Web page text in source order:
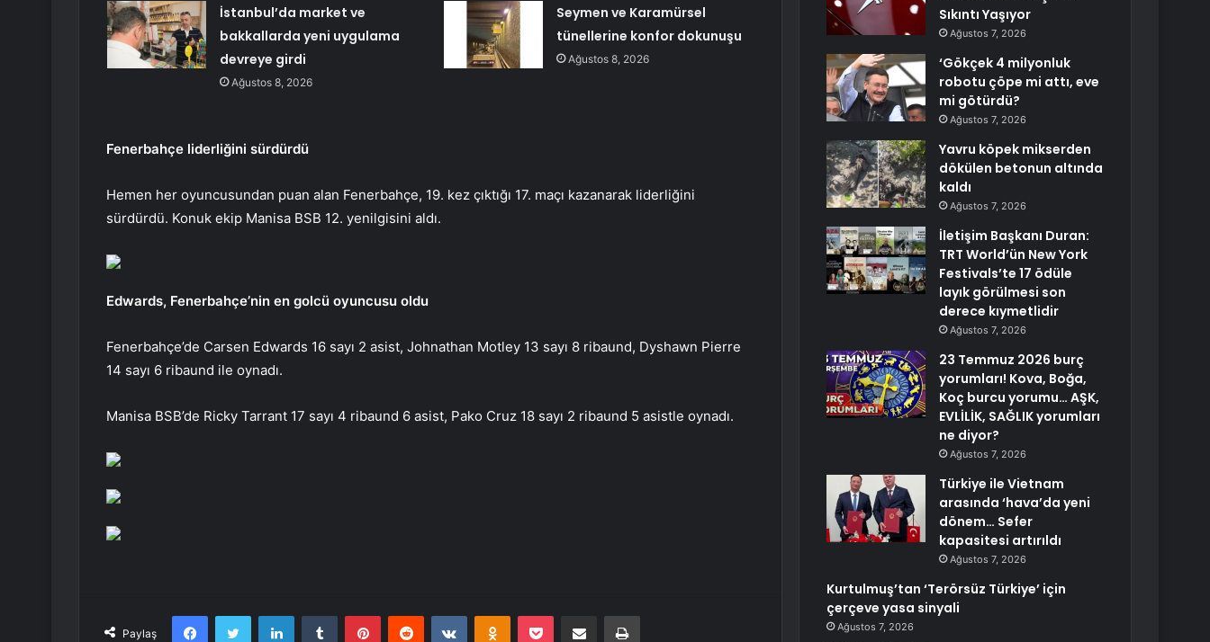
İstanbul’da market ve
bakkallarda yeni uygulama
devreye girdi
Ağustos 8, 2026
Seymen ve Karamürsel
tünellerine konfor dokunuşu
Ağustos 8, 2026
Fenerbahçe liderliğini sürdürdü
Hemen her oyuncusundan puan alan Fenerbahçe, 19. kez çıktığı 17. maçı kazanarak liderliğini
sürdürdü. Konuk ekip Manisa BSB 12. yenilgisini aldı.
Edwards, Fenerbahçe’nin en golcü oyuncusu oldu
Fenerbahçe’de Carsen Edwards 16 sayı 2 asist, Johnathan Motley 13 sayı 8 ribaund, Dyshawn Pierre
14 sayı 6 ribaund ile oynadı.
Manisa BSB’de Ricky Tarrant 17 sayı 4 ribaund 6 asist, Pako Cruz 18 sayı 2 ribaund 5 asistle oynadı.
Paylaş
FacebookTwitter LinkedInTumblr PinterestReddit VKontakteOdnoklassniki
Pocket E-Posta ile paylaş Yazdır
Sıkıntı Yaşıyor
Ağustos 7, 2026
‘Gökçek 4 milyonluk
robotu çöpe mi attı, eve
mi götürdü?
Ağustos 7, 2026
Yavru köpek mikserden
dökülen betonun altında
kaldı
Ağustos 7, 2026
İletişim Başkanı Duran:
TRT World’ün New York
Festivals’te 17 ödüle
layık görülmesi son
derece kıymetlidir
Ağustos 7, 2026
23 Temmuz 2026 burç
yorumları! Kova, Boğa,
Koç burcu yorumu… AŞK,
EVLİLİK, SAĞLIK yorumları
ne diyor?
Ağustos 7, 2026
Türkiye ile Vietnam
arasında ‘hava’da yeni
dönem… Sefer
kapasitesi artırıldı
Ağustos 7, 2026
Kurtulmuş’tan ‘Terörsüz Türkiye’ için
çerçeve yasa sinyali
Ağustos 7, 2026